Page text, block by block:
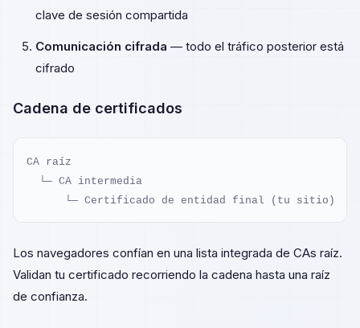
clave de sesión compartida
Comunicación cifrada — todo el tráfico posterior está
cifrado
Cadena de certificados
CA raíz
  └─ CA intermedia
      └─ Certificado de entidad final (tu sitio)
Los navegadores confían en una lista integrada de CAs raíz.
Validan tu certificado recorriendo la cadena hasta una raíz
de confianza.